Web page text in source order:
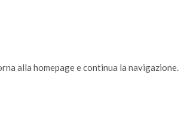
alla homepage e continua la navigazione.